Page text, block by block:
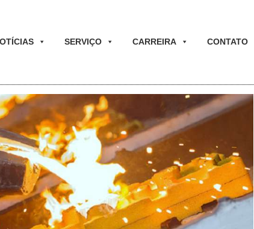
SERVIÇO CARREIRA CONTATO